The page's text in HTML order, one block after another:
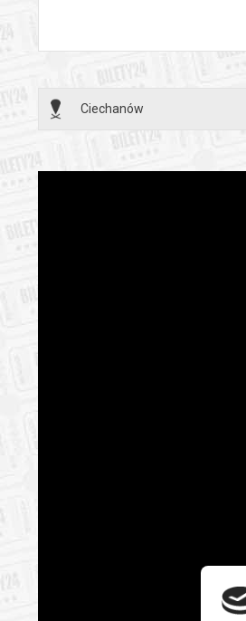
Ciechanów